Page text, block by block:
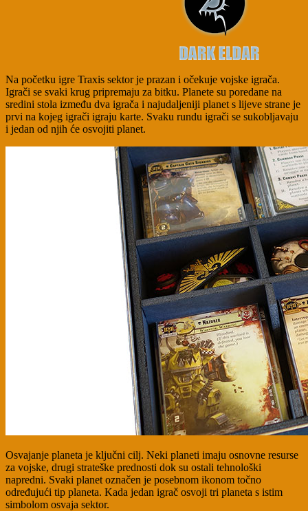
Na početku igre Traxis sektor je prazan i očekuje vojske igrača.
Igrači se svaki krug pripremaju za bitku. Planete su poredane na
sredini stola između dva igrača i najudaljeniji planet s lijeve strane je
prvi na kojeg igrači igraju karte. Svaku rundu igrači se sukobljavaju
i jedan od njih će osvojiti planet.
Osvajanje planeta je ključni cilj. Neki planeti imaju osnovne resurse
za vojske, drugi strateške prednosti dok su ostali tehnološki
napredni. Svaki planet označen je posebnom ikonom točno
određujući tip planeta. Kada jedan igrač osvoji tri planeta s istim
simbolom osvaja sektor.